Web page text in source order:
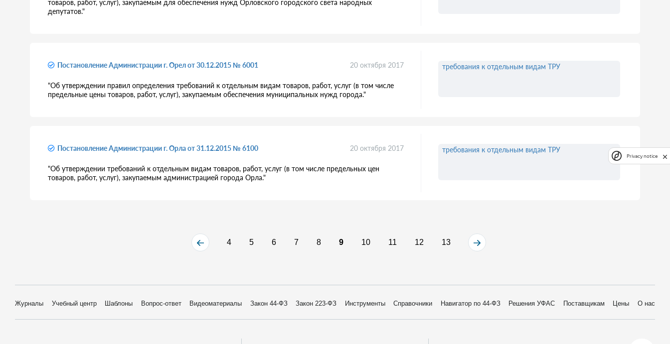
товаров, работ, услуг), закупаемым для обеспечения нужд Орловского городского света народных
депутатов."
Постановление Администрации г. Орел от 30.12.2015 № 6001 20 октября 2017
"Об утверждении правил определения требований к отдельным видам товаров, работ, услуг (в том числе
предельные цены товаров, работ, услуг), закупаемым обеспечения муниципальных нужд города."
требования к отдельным видам ТРУ
Постановление Администрации г. Орла от 31.12.2015 № 6100 20 октября 2017
"Об утверждении требований к отдельным видам товаров, работ, услуг (в том числе предельных цен
товаров, работ, услуг), закупаемым администрацией города Орла."
требования к отдельным видам ТРУ
4 5 6 7 8 9 10 11 12 13
Журналы Учебный центр Шаблоны Вопрос-ответ Видеоматериалы Закон 44-ФЗ Закон 223-ФЗ Инструменты Справочники Навигатор по 44-ФЗ Решения УФАС Поставщикам Цены О нас
Privacy notice